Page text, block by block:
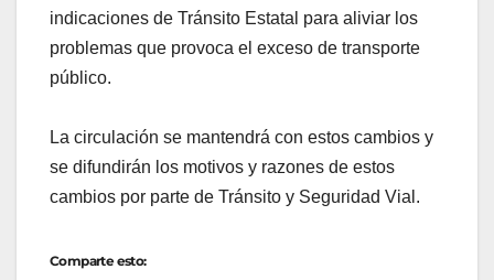
indicaciones de Tránsito Estatal para aliviar los
problemas que provoca el exceso de transporte
público.
La circulación se mantendrá con estos cambios y
se difundirán los motivos y razones de estos
cambios por parte de Tránsito y Seguridad Vial.
Comparte esto: